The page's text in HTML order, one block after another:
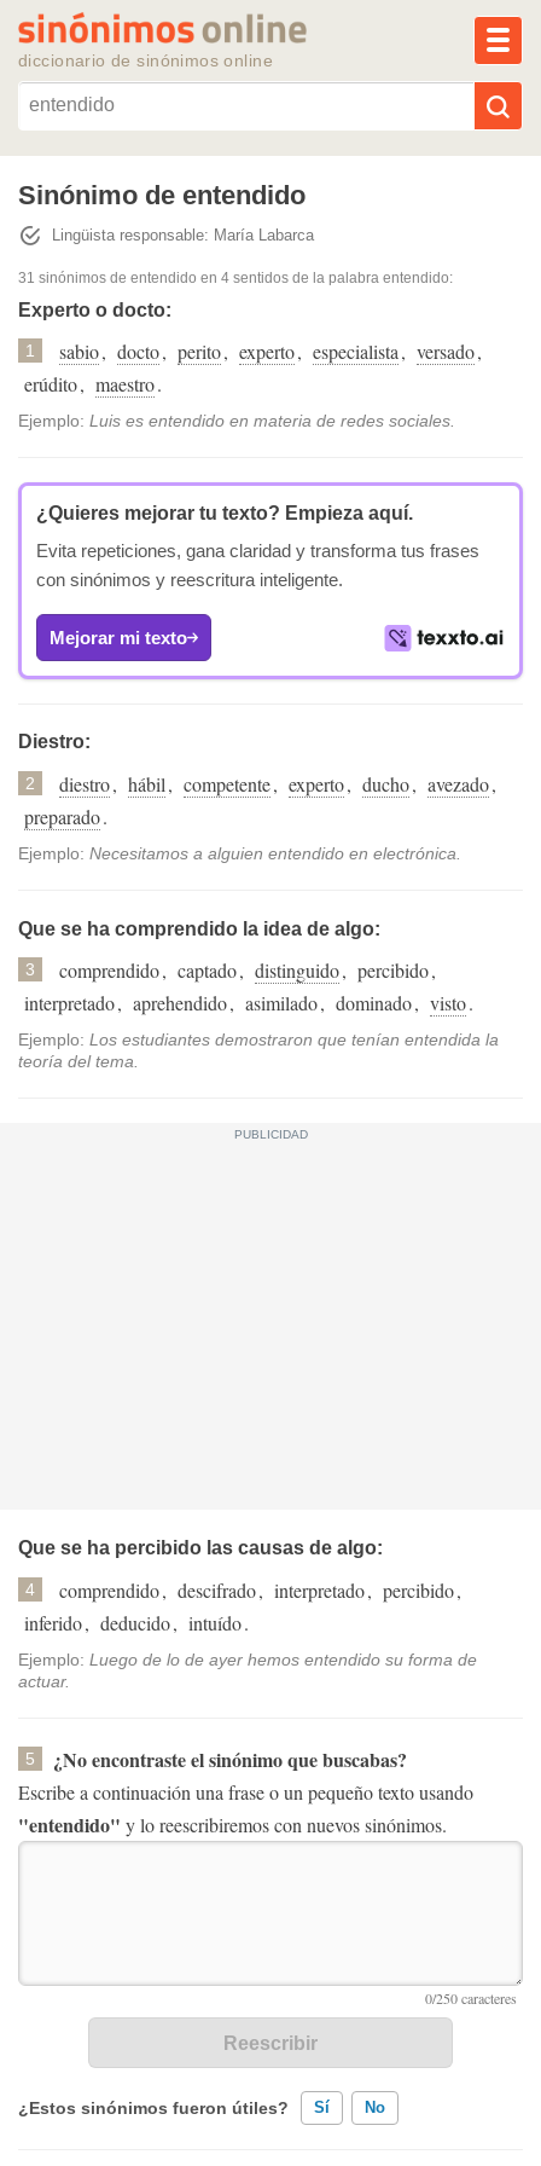
diccionario de sinónimos online
Reescribir texto con IA
Sinónimos populares
Temas recientes
Sinónimo de entendido
Lingüista responsable: María Labarca
31 sinónimos de entendido en 4 sentidos de la palabra entendido:
Experto o docto:
1 sabio, docto, perito, experto, especialista, versado,
erúdito, maestro.
Ejemplo: Luis es entendido en materia de redes sociales.
¿Quieres mejorar tu texto? Empieza aquí.
Evita repeticiones, gana claridad y transforma tus frases
con sinónimos y reescritura inteligente.
Mejorar mi texto
Diestro:
2 diestro, hábil, competente, experto, ducho, avezado,
preparado.
Ejemplo: Necesitamos a alguien entendido en electrónica.
Que se ha comprendido la idea de algo:
3 comprendido, captado, distinguido, percibido,
interpretado, aprehendido, asimilado, dominado, visto.
Ejemplo: Los estudiantes demostraron que tenían entendida la
teoría del tema.
Que se ha percibido las causas de algo:
4 comprendido, descifrado, interpretado, percibido,
inferido, deducido, intuído.
Ejemplo: Luego de lo de ayer hemos entendido su forma de
actuar.
5 ¿No encontraste el sinónimo que buscabas?
Escribe a continuación una frase o un pequeño texto usando
"entendido" y lo reescribiremos con nuevos sinónimos.
¿Estos sinónimos fueron útiles? Sí No